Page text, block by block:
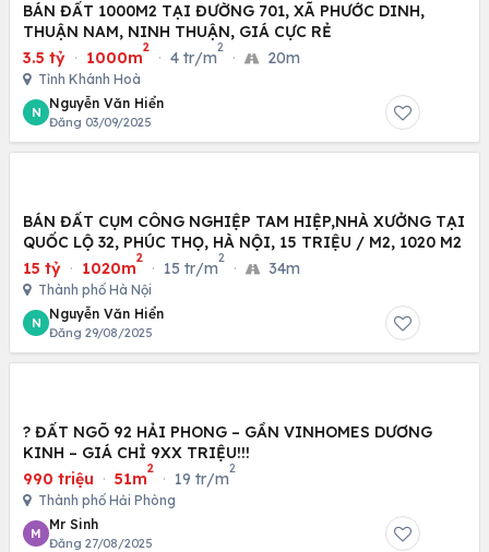
BÁN ĐẤT 1000M2 TẠI ĐƯỜNG 701, XÃ PHƯỚC DINH,
THUẬN NAM, NINH THUẬN, GIÁ CỰC RẺ
3.5 tỷ · 1000m
2
· 4 tr/m
2
· 20m
Tỉnh Khánh Hoà
N
Nguyễn Văn Hiển
Đăng 03/09/2025
BÁN ĐẤT CỤM CÔNG NGHIỆP TAM HIỆP,NHÀ XƯỞNG TẠI
QUỐC LỘ 32, PHÚC THỌ, HÀ NỘI, 15 TRIỆU / M2, 1020 M2
15 tỷ · 1020m
2
· 15 tr/m
2
· 34m
Thành phố Hà Nội
N
Nguyễn Văn Hiển
Đăng 29/08/2025
? ĐẤT NGÕ 92 HẢI PHONG – GẦN VINHOMES DƯƠNG
KINH – GIÁ CHỈ 9XX TRIỆU!!!
990 triệu · 51m
2
· 19 tr/m
2
Thành phố Hải Phòng
M
Mr Sinh
Đăng 27/08/2025